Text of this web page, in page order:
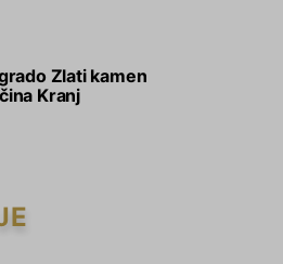
Zlati kamen
Kranj